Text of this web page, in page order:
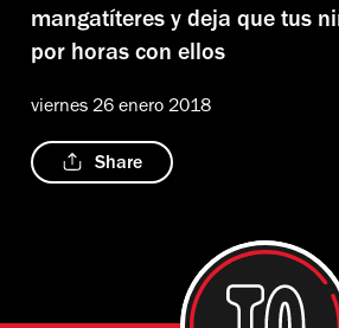
mangatíteres y deja que tus
por horas con ellos
viernes 26 enero 2018
Share